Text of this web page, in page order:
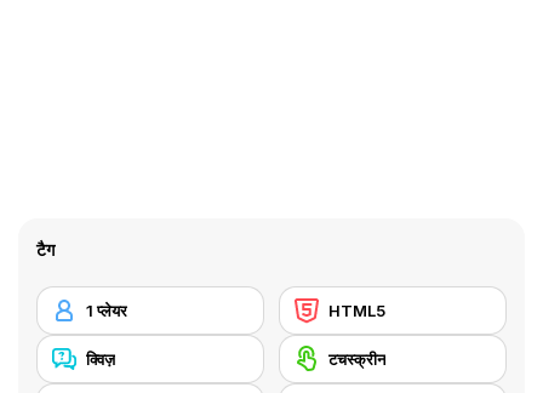
टैग
1 प्लेयर HTML5
क्विज़ टचस्क्रीन